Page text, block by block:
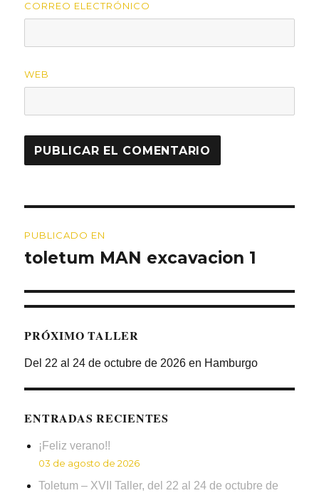
CORREO ELECTRÓNICO
WEB
de
PUBLICADO EN
toletum MAN excavacion 1
PRÓXIMO TALLER
Del 22 al 24 de octubre de 2026 en Hamburgo
ENTRADAS RECIENTES
¡Feliz verano!!
03 de agosto de 2026
Toletum – XVII Taller, del 22 al 24 de octubre de